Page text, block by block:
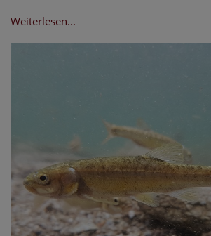
Weiterlesen...